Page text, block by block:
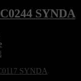
SYNDA